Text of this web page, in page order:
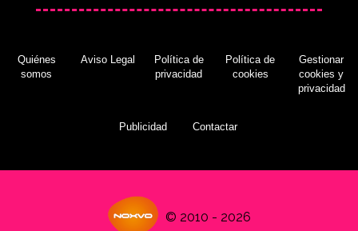
Quiénes
somos
Aviso Legal
Política de
privacidad
Política de
cookies
Gestionar
cookies y
privacidad
Publicidad Contactar
© 2010 - 2026